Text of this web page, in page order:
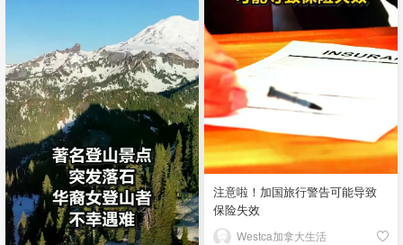
注意啦！加国旅行警告可能导致
保险失效
Westca加拿大生活